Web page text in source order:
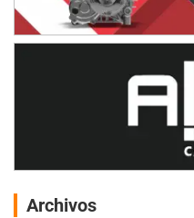
Archivos